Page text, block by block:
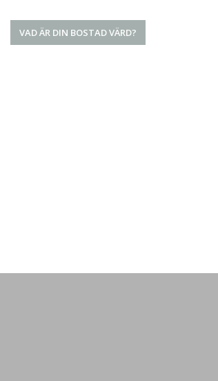
VAD ÄR DIN BOSTAD VÄRD?